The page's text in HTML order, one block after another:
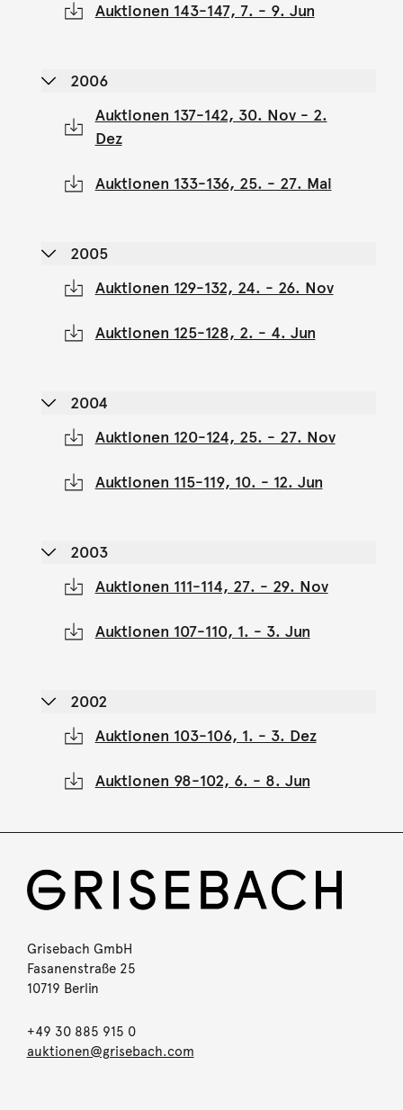
Auktionen 143-147, 7. - 9. Jun
2006
Auktionen 137-142, 30. Nov - 2.
Dez
Auktionen 133-136, 25. - 27. Mai
2005
Auktionen 129-132, 24. - 26. Nov
Auktionen 125-128, 2. - 4. Jun
2004
Auktionen 120-124, 25. - 27. Nov
Auktionen 115-119, 10. - 12. Jun
2003
Auktionen 111-114, 27. - 29. Nov
Auktionen 107-110, 1. - 3. Jun
2002
Auktionen 103-106, 1. - 3. Dez
Auktionen 98-102, 6. - 8. Jun
Grisebach GmbH
Fasanenstraße 25
10719 Berlin
+49 30 885 915 0
auktionen@grisebach.com